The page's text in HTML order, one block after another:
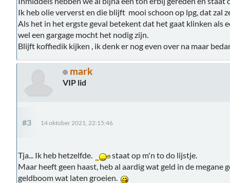
Ik heb olie ververst en die blijft mooi schoon op lpg, dat zal
Als het in het ergste geval betekent dat het gaat klinken als
wel een gargage mocht het nodig zijn.
Blijft koffiedik kijken , ik denk er nog even over na maar
mark
VIP lid
#3 14 oktober 2021, 22:15:46
Tja... Ik heb hetzelfde.
staat op m'n to do lijstje.
Maar heeft geen haast, heb al aardig wat geld in de megane
geldboom wat laten groeien.